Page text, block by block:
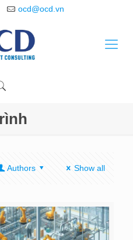
ocd@ocd.vn
Authors Show all